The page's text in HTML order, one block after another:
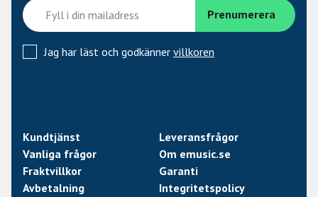
Jag har läst och godkänner villkoren
Kundtjänst
Leveransfrågor
Vanliga frågor
Om emusic.se
Fraktvillkor
Garanti
Avbetalning
Integritetspolicy